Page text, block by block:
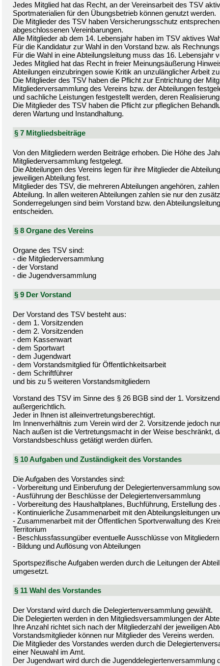
Jedes Mitglied hat das Recht, an der Vereinsarbeit des TSV
Sportmaterialien für den Übungsbetrieb können genutzt werden.
Die Mitglieder des TSV haben Versicherungsschutz
abgeschlossenen Vereinbarungen.
Alle Mitglieder ab dem 14. Lebensjahr haben im TSV aktives
Für die Kandidatur zur Wahl in den Vorstand bzw. als
Für die Wahl in eine Abteilungsleitung muss das 16. Lebensjahr
Jedes Mitglied hat das Recht in freier Meinungsäußerung
Abteilungen einzubringen sowie Kritik an unzulänglicher Arbeit
Die Mitglieder des TSV haben die Pflicht zur Entrichtung der
Mitgliederversammlung des Vereins bzw. der Abteilungen
und sachliche Leistungen festgestellt werden, deren
Die Mitglieder des TSV haben die Pflicht zur pfleglichen
deren Wartung und Instandhaltung.
§ 7 Mitgliedsbeiträge
Von den Mitgliedern werden Beiträge erhoben. Die Höhe des
Mitgliederversammlung festgelegt.
Die Abteilungen des Vereins legen für ihre Mitglieder die
jeweiligen Abteilung fest.
Mitglieder des TSV, die mehreren Abteilungen angehören,
Abteilung. In allen weiteren Abteilungen zahlen sie nur den
Sonderregelungen sind beim Vorstand bzw. den
entscheiden.
§ 8 Organe des Vereins
Organe des TSV sind:
- die Mitgliederversammlung
- der Vorstand
- die Jugendversammlung
§ 9 Der Vorstand
Der Vorstand des TSV besteht aus:
- dem 1. Vorsitzenden
- dem 2. Vorsitzenden
- dem Kassenwart
- dem Sportwart
- dem Jugendwart
- dem Vorstandsmitglied für Öffentlichkeitsarbeit
- dem Schriftführer
und bis zu 5 weiteren Vorstandsmitgliedern
Vorstand des TSV im Sinne des § 26 BGB sind der 1.
außergerichtlich.
Jeder in Ihnen ist alleinvertretungsberechtigt.
Im Innenverhältnis zum Verein wird der 2. Vorsitzende jedoch
Nach außen ist die Vertretungsmacht in der Weise beschränkt,
Vorstandsbeschluss getätigt werden dürfen.
§ 10 Aufgaben und Zuständigkeit des Vorstandes
Die Aufgaben des Vorstandes sind:
- Vorbereitung und Einberufung der Delegiertenversammlung
- Ausführung der Beschlüsse der Delegiertenversammlung
- Vorbereitung des Haushaltplanes, Buchführung, Erstellung
- Kontinuierliche Zusammenarbeit mit den Abteilungsleitungen
- Zusammenarbeit mit der Öffentlichen Sportverwaltung des
Territorium
- Beschlussfassungüber eventuelle Ausschlüsse von Mitgliedern
- Bildung und Auflösung von Abteilungen
Sportspezifische Aufgaben werden durch die Leitungen der
umgesetzt.
§ 11 Wahl des Vorstandes
Der Vorstand wird durch die Delegiertenversammlung gewählt.
Die Delegierten werden in den Mitgliedsversammlungen der
Ihre Anzahl richtet sich nach der Mitgliederzahl der jeweiligen
Vorstandsmitglieder können nur Mitglieder des Vereins werden.
Die Mitglieder des Vorstandes werden durch die
einer Neuwahl im Amt.
Der Jugendwart wird durch die